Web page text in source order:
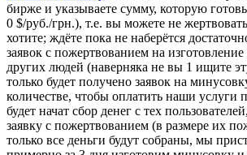
бирже и указываете сумму, которую
0 $/руб./грн.), т.е. вы можете не
хотите; ждёте пока не наберётся
заявок с пожертвованием на
других людей (наверняка не вы 1 ищите
только будет получено заявок на
количестве, чтобы оплатить наши услуги
будет начат сбор денег с тех
заявку с пожертвованием (в размере их
только все деньги будут собраны, мы